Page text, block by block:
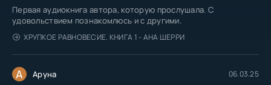
Первая аудиокнига автора, которую прослушала. С
удовольствием познакомлюсь и с другими.
ХРУПКОЕ РАВНОВЕСИЕ. КНИГА 1 - АНА ШЕРРИ
А Аруна 06.03.25